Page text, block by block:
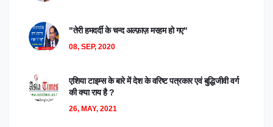
"तेरी हमदर्दी के चन्द अल्फ़ाज़ मरहम हो गए"
08, SEP, 2020
एशिया टाइम्स के बारे में देश के वरिष्ट पत्रकार एवं बुद्धिजीवी वर्ग
की क्या राय है ?
26, MAY, 2021